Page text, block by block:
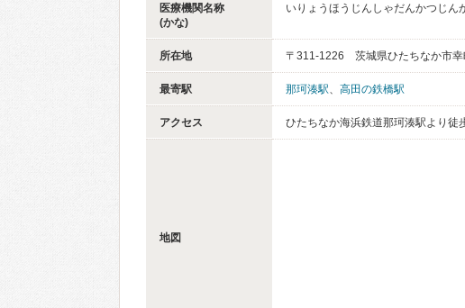
医療機関名称
(かな)
いりょうほうじんしゃだんかつじん
所在地 〒311-1226 茨城県ひたちなか市
最寄駅 那珂湊駅、 高田の鉄橋駅
アクセス ひたちなか海浜鉄道那珂湊駅より徒
地図